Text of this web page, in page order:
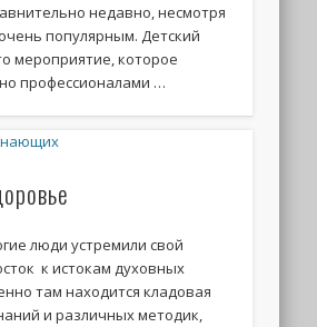
недавно, несмотря
популярным. Детский
мероприятие, которое
профессионалами …
люди устремили свой
к истокам духовных
там находится кладовая
и различных методик,